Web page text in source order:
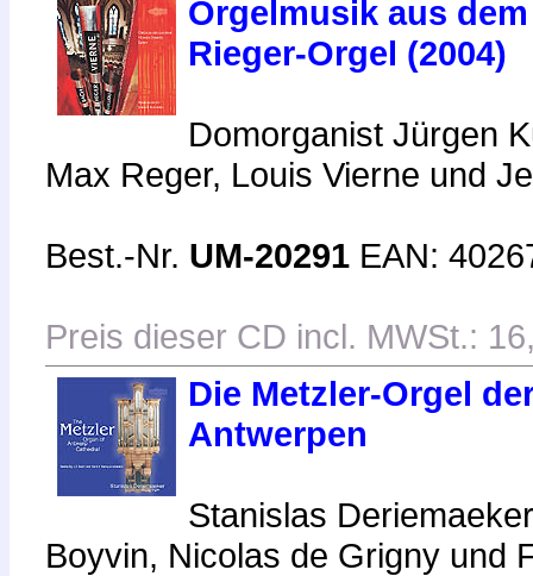
Orgelmusik aus
Rieger-Orgel (2004)
Domorganist Jürgen
Max Reger, Louis Vierne und
Best.-Nr. UM-20291 EAN:
Preis dieser CD incl. MWSt.:
Die Metzler-Orgel
Antwerpen
Stanislas
Boyvin, Nicolas de Grigny und